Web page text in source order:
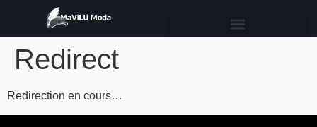
Redirect
Redirection en cours…